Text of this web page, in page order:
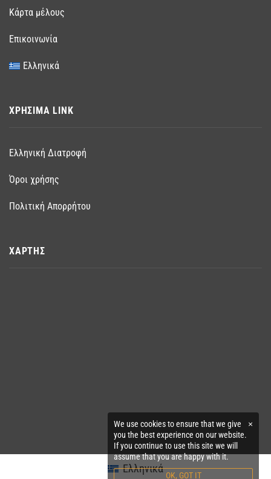
Κάρτα μέλους
Επικοινωνία
Ελληνικά
ΧΡΗΣΙΜΑ LINK
Ελληνική Διατροφή
Όροι χρήσης
Πολιτική Απορρήτου
ΧΑΡΤΗΣ
Ελληνικά
×
We use cookies to ensure that we give
you the best experience on our website.
If you continue to use this site we will
assume that you are happy with it.
OK, GOT IT